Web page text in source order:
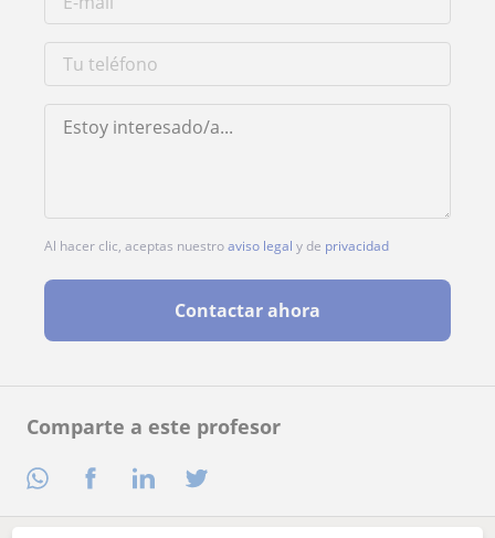
Comparte a este profesor
Al hacer clic, aceptas nuestroaviso legal y de privacidad
Contactar ahora